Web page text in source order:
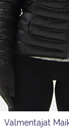
Valmentajat